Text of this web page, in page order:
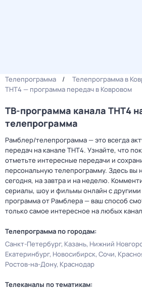
Телепрограмма
Телепрограмма в
ТНТ4 — программа передач в Ковровом
ТВ-программа канала ТНТ4
телепрограмма
Рамблер/телепрограмма — это всегда
передач на канале ТНТ4. Узнайте, что
отметьте интересные передачи и
персональную телепрограмму. Здесь вы
сегодня, на завтра и на неделю.
сериалы, шоу и фильмы онлайн с
программа от Рамблера — ваш способ
только самое интересное на любых
Телепрограмма по городам:
Санкт-Петербург Казань Нижний
Екатеринбург Новосибирск Сочи
Ростов-на-Дону Краснодар
Телеканалы по тематикам: